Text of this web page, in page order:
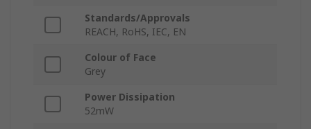
Standards/Approvals
REACH, RoHS, IEC, EN
Colour of Face
Grey
Power Dissipation
52mW